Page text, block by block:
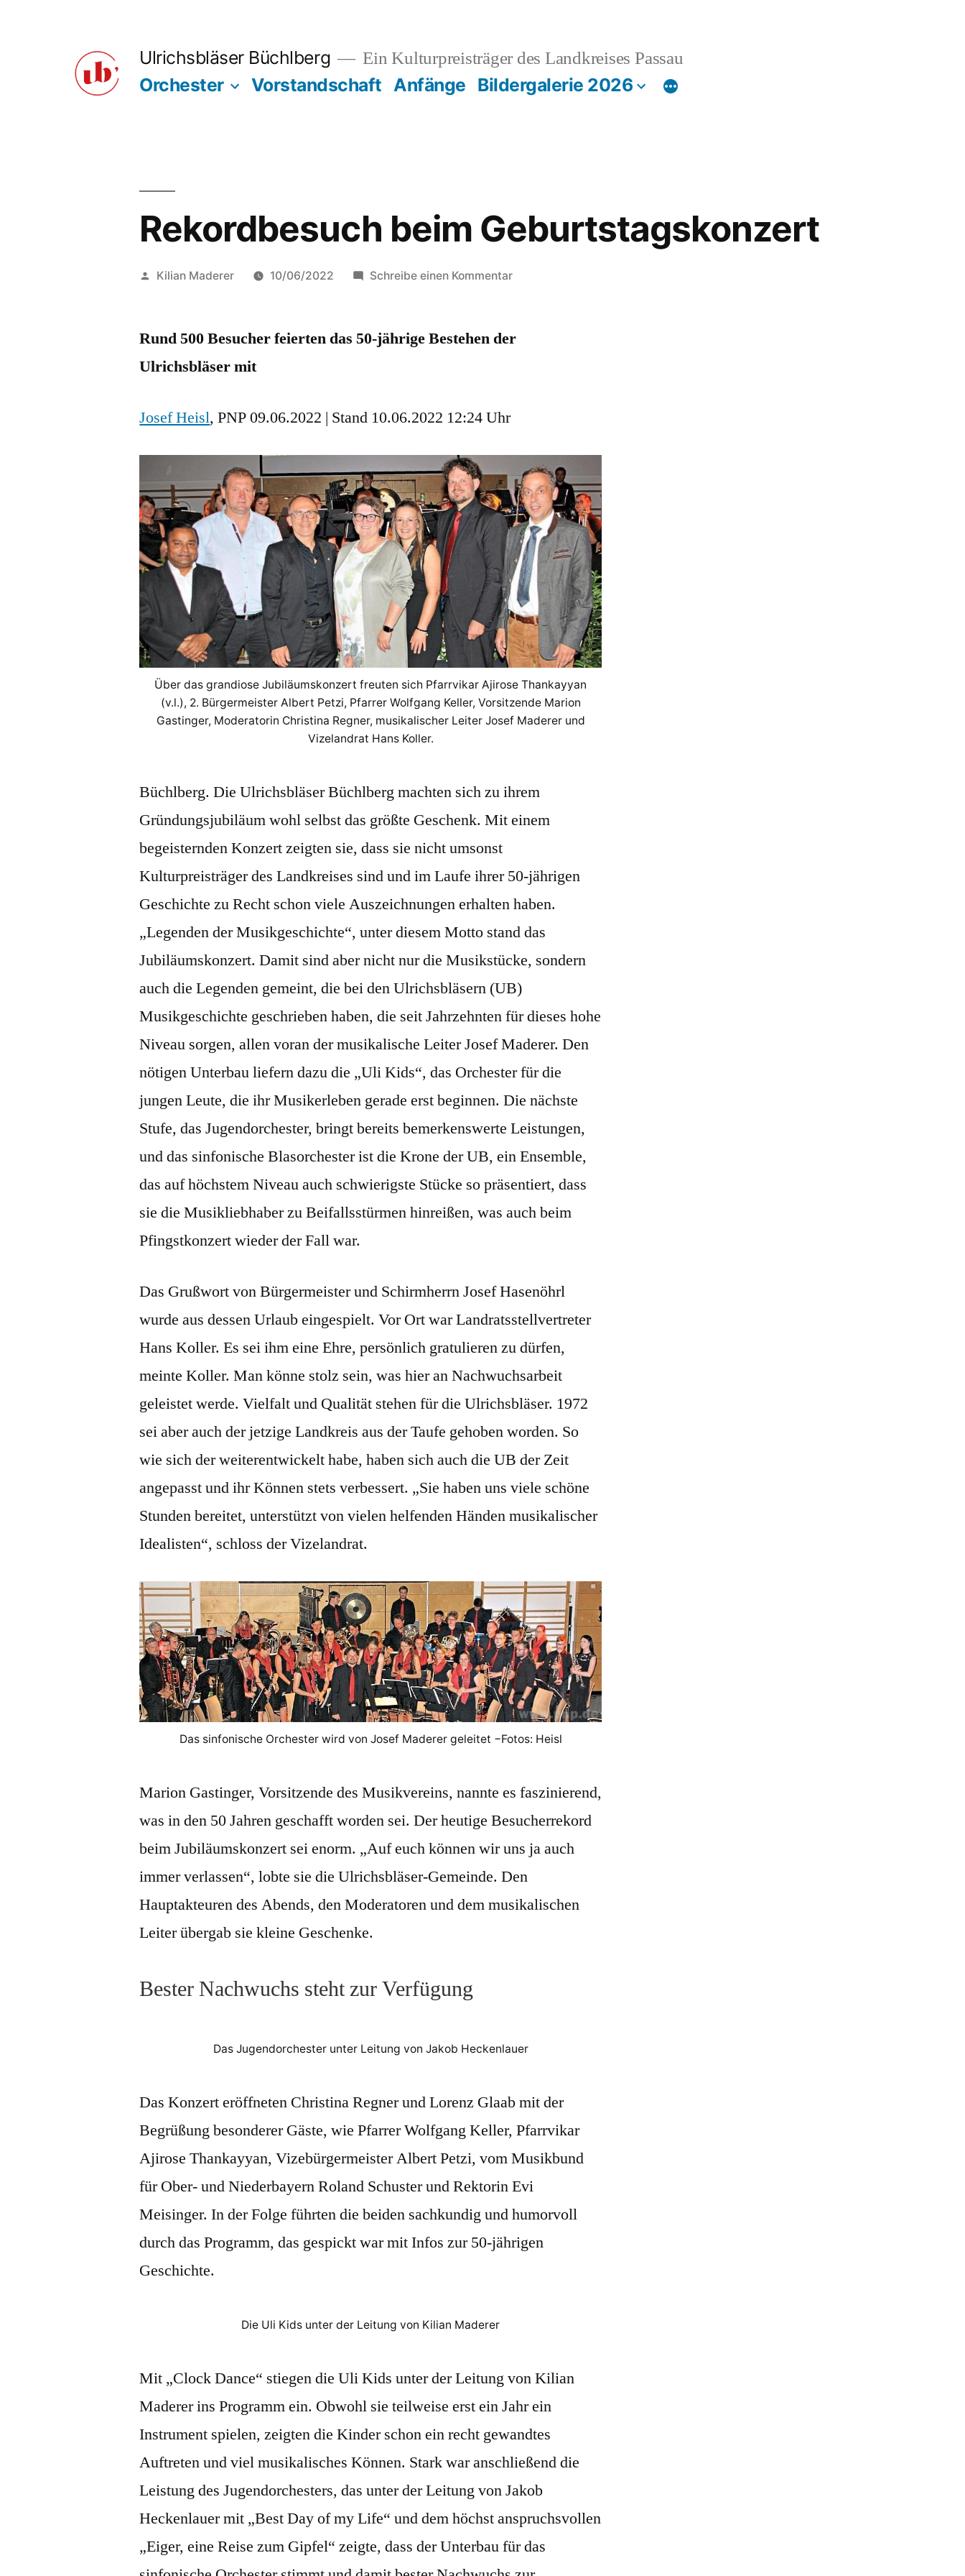
Ulrichsbläser Büchlberg Ein Kulturpreisträger des Landkreises Passau
Orchester Vorstandschaft Anfänge Bildergalerie 2026
Rekordbesuch beim Geburtstagskonzert
Veröffentlicht
Kilian Maderer 10/06/2022 Schreibe einen Kommentarzu
Geburtstagskonzert
Rund 500 Besucher feierten das 50-jährige Bestehen der
Ulrichsbläser mit
Josef Heisl, PNP 09.06.2022 | Stand 10.06.2022 12:24 Uhr
Über das grandiose Jubiläumskonzert freuten sich Pfarrvikar Ajirose Thankayyan
(v.l.), 2. Bürgermeister Albert Petzi, Pfarrer Wolfgang Keller, Vorsitzende Marion
Gastinger, Moderatorin Christina Regner, musikalischer Leiter Josef Maderer und
Vizelandrat Hans Koller.
Büchlberg. Die Ulrichsbläser Büchlberg machten sich zu ihrem
Gründungsjubiläum wohl selbst das größte Geschenk. Mit einem
begeisternden Konzert zeigten sie, dass sie nicht umsonst
Kulturpreisträger des Landkreises sind und im Laufe ihrer 50-jährigen
Geschichte zu Recht schon viele Auszeichnungen erhalten haben.
„Legenden der Musikgeschichte“, unter diesem Motto stand das
Jubiläumskonzert. Damit sind aber nicht nur die Musikstücke, sondern
auch die Legenden gemeint, die bei den Ulrichsbläsern (UB)
Musikgeschichte geschrieben haben, die seit Jahrzehnten für dieses hohe
Niveau sorgen, allen voran der musikalische Leiter Josef Maderer. Den
nötigen Unterbau liefern dazu die „Uli Kids“, das Orchester für die
jungen Leute, die ihr Musikerleben gerade erst beginnen. Die nächste
Stufe, das Jugendorchester, bringt bereits bemerkenswerte Leistungen,
und das sinfonische Blasorchester ist die Krone der UB, ein Ensemble,
das auf höchstem Niveau auch schwierigste Stücke so präsentiert, dass
sie die Musikliebhaber zu Beifallsstürmen hinreißen, was auch beim
Pfingstkonzert wieder der Fall war.
Das Grußwort von Bürgermeister und Schirmherrn Josef Hasenöhrl
wurde aus dessen Urlaub eingespielt. Vor Ort war Landratsstellvertreter
Hans Koller. Es sei ihm eine Ehre, persönlich gratulieren zu dürfen,
meinte Koller. Man könne stolz sein, was hier an Nachwuchsarbeit
geleistet werde. Vielfalt und Qualität stehen für die Ulrichsbläser. 1972
sei aber auch der jetzige Landkreis aus der Taufe gehoben worden. So
wie sich der weiterentwickelt habe, haben sich auch die UB der Zeit
angepasst und ihr Können stets verbessert. „Sie haben uns viele schöne
Stunden bereitet, unterstützt von vielen helfenden Händen musikalischer
Idealisten“, schloss der Vizelandrat.
Das sinfonische Orchester wird von Josef Maderer geleitet −Fotos: Heisl
Marion Gastinger, Vorsitzende des Musikvereins, nannte es faszinierend,
was in den 50 Jahren geschafft worden sei. Der heutige Besucherrekord
beim Jubiläumskonzert sei enorm. „Auf euch können wir uns ja auch
immer verlassen“, lobte sie die Ulrichsbläser-Gemeinde. Den
Hauptakteuren des Abends, den Moderatoren und dem musikalischen
Leiter übergab sie kleine Geschenke.
Bester Nachwuchs steht zur Verfügung
Das Jugendorchester unter Leitung von Jakob Heckenlauer
Das Konzert eröffneten Christina Regner und Lorenz Glaab mit der
Begrüßung besonderer Gäste, wie Pfarrer Wolfgang Keller, Pfarrvikar
Ajirose Thankayyan, Vizebürgermeister Albert Petzi, vom Musikbund
für Ober- und Niederbayern Roland Schuster und Rektorin Evi
Meisinger. In der Folge führten die beiden sachkundig und humorvoll
durch das Programm, das gespickt war mit Infos zur 50-jährigen
Geschichte.
Die Uli Kids unter der Leitung von Kilian Maderer
Mit „Clock Dance“ stiegen die Uli Kids unter der Leitung von Kilian
Maderer ins Programm ein. Obwohl sie teilweise erst ein Jahr ein
Instrument spielen, zeigten die Kinder schon ein recht gewandtes
Auftreten und viel musikalisches Können. Stark war anschließend die
Leistung des Jugendorchesters, das unter der Leitung von Jakob
Heckenlauer mit „Best Day of my Life“ und dem höchst anspruchsvollen
„Eiger, eine Reise zum Gipfel“ zeigte, dass der Unterbau für das